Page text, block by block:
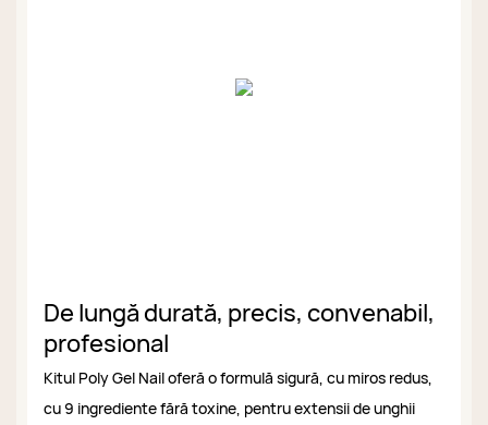
De lungă durată, precis, convenabil,
profesional
Kitul Poly Gel Nail oferă o formulă sigură, cu miros redus,
cu 9 ingrediente fără toxine, pentru extensii de unghii